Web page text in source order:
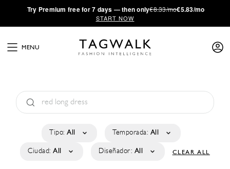
·Try Premium free for 7 days — then only€8.33/mo€5.83/mo
START NOW
MENU
Tipo: All Temporada: All
Ciudad: All Diseñador: All CLEAR ALL